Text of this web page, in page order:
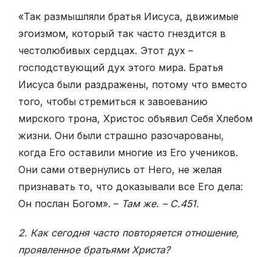
«Так размышляли братья Иисуса, движимые
эгоизмом, который так часто гнездится в
честолюбивых сердцах. Этот дух –
господствующий дух этого мира. Братья
Иисуса были раздражены, потому что вместо
того, чтобы стремиться к завоеванию
мирского трона, Христос объявил Себя Хлебом
жизни. Они были страшно разочарованы,
когда Его оста­вили многие из Его учеников.
Они сами отвернулись от Него, не желая
признавать то, что доказывали все Его дела:
Он послан Богом». – Там же. – С.451.
2. Как сегодня часто повторяется отношение,
проявленное братьями Христа?